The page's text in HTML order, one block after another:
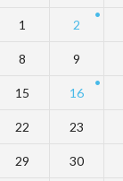
1 2
8 9
15 16
22 23
29 30